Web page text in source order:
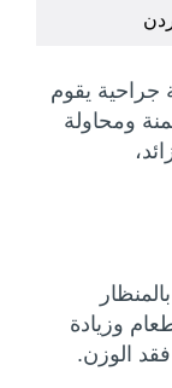
يقوم
ومحاولة
وزيادة
الوزن.